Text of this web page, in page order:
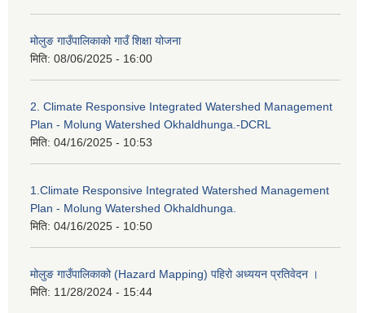
मोलुङ गाउँपालिकाको गाउँ शिक्षा योजना
मिति: 08/06/2025 - 16:00
2. Climate Responsive Integrated Watershed Management
Plan - Molung Watershed Okhaldhunga.-DCRL
मिति: 04/16/2025 - 10:53
1.Climate Responsive Integrated Watershed Management
Plan - Molung Watershed Okhaldhunga.
मिति: 04/16/2025 - 10:50
मोलुङ गाउँपालिकाको (Hazard Mapping) पहिरो अध्ययन प्रतिवेदन ।
मिति: 11/28/2024 - 15:44